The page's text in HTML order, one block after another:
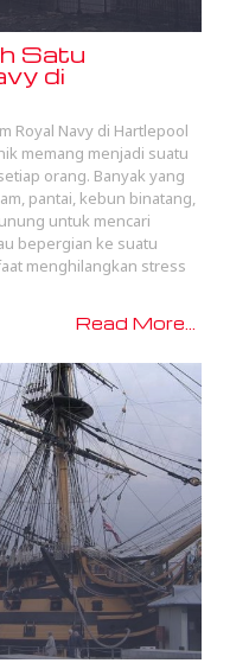
Satu
di
Royal Navy di Hartlepool
memang menjadi suatu
orang. Banyak yang
pantai, kebun binatang,
untuk mencari
bepergian ke suatu
menghilangkan stress
Read More...